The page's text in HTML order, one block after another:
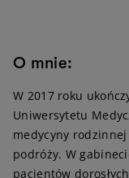
O mnie:
W 2017 roku
Uniwersytetu
medycyny
podróży. W
pacjentów